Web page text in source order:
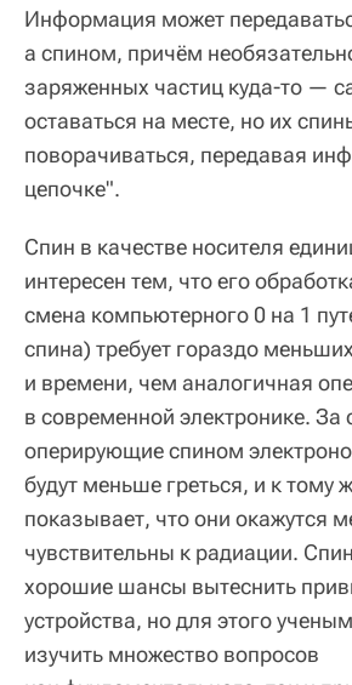
Информация может
а спином, причём
заряженных частиц куда-то —
оставаться на месте, но их
поворачиваться, передавая
цепочке".
Спин в качестве носителя
интересен тем, что его
смена компьютерного 0 на 1
спина) требует гораздо
и времени, чем аналогичная
в современной электронике. За
оперирующие спином
будут меньше греться, и к тому
показывает, что они окажутся
чувствительны к радиации.
хорошие шансы вытеснить
устройства, но для этого
изучить множество вопросов